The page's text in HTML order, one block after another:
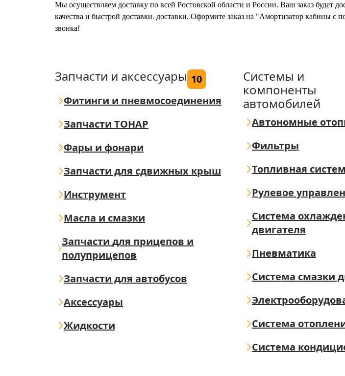
Мы осуществляем доставку по всей Ростовской области и России. Ваш заказ будет
качества и быстрой доставки. доставки. Оформите заказ на "Амортизатор кабины
звонка!
Запчасти и аксессуары 10
Фитинги и пневмосоединения
Запчасти ТОНАР
Фары и фонари
Запчасти для сдвижных крыш
Инструмент
Масла и смазки
Запчасти для прицепов и
полуприцепов
Запчасти для автобусов
Аксессуары
Жидкости
Системы и
компоненты
автомобилей
Автономные
Фильтры
Топливная
Рулевое
Система
двигателя
Пневматика
Система смазки
Система
Система